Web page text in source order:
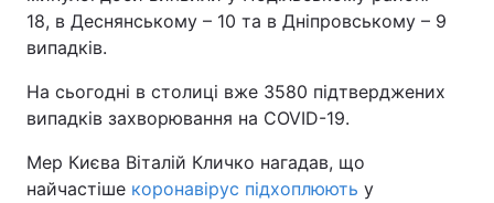
18, в Деснянському – 10 та в Дніпровському – 9
випадків.
На сьогодні в столиці вже 3580 підтверджених
випадків захворювання на COVID-19.
Мер Києва Віталій Кличко нагадав, що
найчастіше коронавірус підхоплюють у